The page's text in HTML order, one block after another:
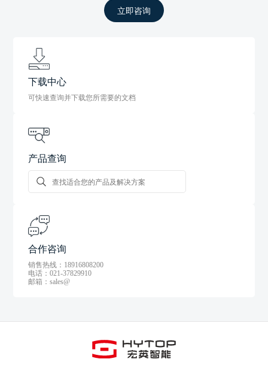
立即咨询
下载中心
可快速查询并下载您所需要的文档
产品查询
合作咨询
销售热线：18916808200
电话：021-37829910
邮箱：sales@